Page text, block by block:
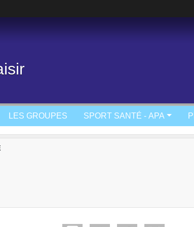
LES GROUPES SPORT SANTÉ - APA